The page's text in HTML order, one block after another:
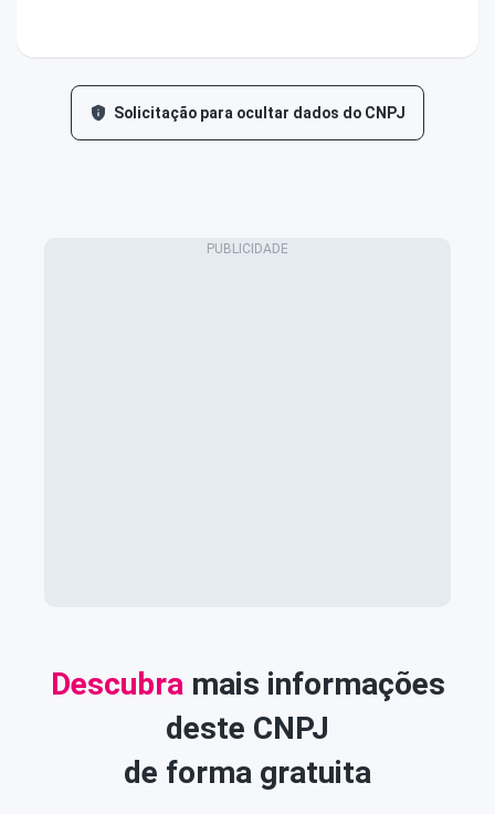
Solicitação para ocultar dados do CNPJ
Descubra mais informações
deste CNPJ
de forma gratuita